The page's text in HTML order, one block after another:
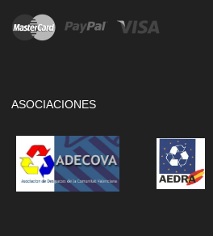
ASOCIACIONES